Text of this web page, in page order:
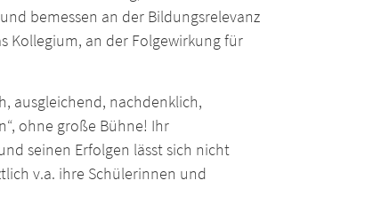
bemessen an der Bildungsrelevanz
Kollegium, an der Folgewirkung für
ausgleichend, nachdenklich,
ohne große Bühne! Ihr
seinen Erfolgen lässt sich nicht
v.a. ihre Schülerinnen und